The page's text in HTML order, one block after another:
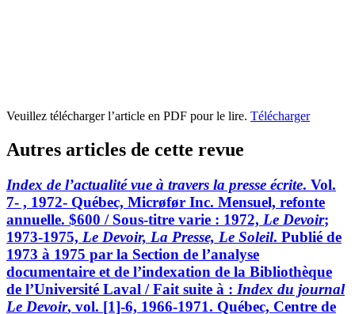
Veuillez télécharger l’article en PDF pour le lire. Télécharger
Autres articles de cette revue
Index de l’actualité vue à travers la presse écrite. Vol.
7- , 1972- Québec, Micrøfør Inc. Mensuel, refonte
annuelle. $600 / Sous-titre varie : 1972, Le Devoir;
1973-1975, Le Devoir, La Presse, Le Soleil. Publié de
1973 à 1975 par la Section de l’analyse
documentaire et de l’indexation de la Bibliothèque
de l’Université Laval / Fait suite à : Index du journal
Le Devoir, vol. [1]-6, 1966-1971. Québec, Centre de